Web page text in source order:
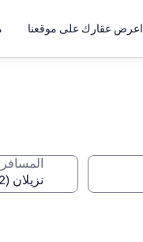
اعرض عقارك على موقعنا